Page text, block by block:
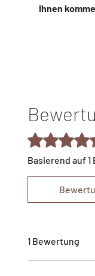
Ihnen
Mit 5 von 5
Basierend auf
1 Bewertung